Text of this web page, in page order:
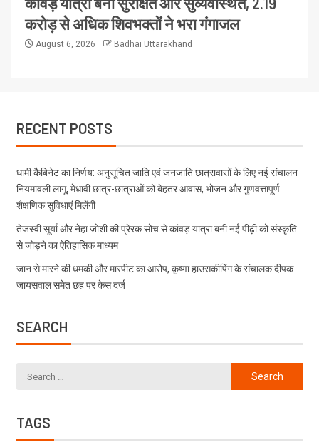
करोड़ से अधिक शिवभक्तों ने भरा गंगाजल
August 6, 2026 Badhai Uttarakhand
RECENT POSTS
धामी कैबिनेट का निर्णय: अनुसूचित जाति एवं जनजाति छात्रावासों के लिए नई संचालन
नियमावली लागू, मेधावी छात्र-छात्राओं को बेहतर आवास, भोजन और गुणवत्तापूर्ण
शैक्षणिक सुविधाएं मिलेंगी
तेजस्वी सूर्या और नेहा जोशी की प्रेरक सोच से कांवड़ यात्रा बनी नई पीढ़ी को संस्कृति
से जोड़ने का ऐतिहासिक माध्यम
जान से मारने की धमकी और मारपीट का आरोप, कृष्णा हाउसकीपिंग के संचालक दीपक
जायसवाल समेत छह पर केस दर्ज
SEARCH
TAGS